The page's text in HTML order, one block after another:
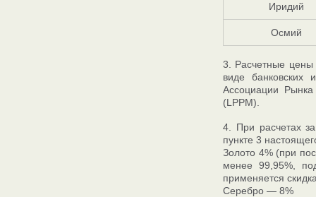
Иридий
Осмий
3. Расчетные цены
виде банковских
Ассоциации
(LPPM).
4. При расчетах
пункте 3
Золото 4% (при
менее 99,95%,
применяется
Серебро — 8%